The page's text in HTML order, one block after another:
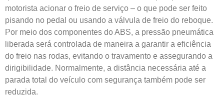
motorista acionar o freio de serviço – o que pode ser feito
pisando no pedal ou usando a válvula de freio do reboque.
Por meio dos componentes do ABS, a pressão pneumática
liberada será controlada de maneira a garantir a eficiência
do freio nas rodas, evitando o travamento e assegurando a
dirigibilidade. Normalmente, a distância necessária até a
parada total do veículo com segurança também pode ser
reduzida.